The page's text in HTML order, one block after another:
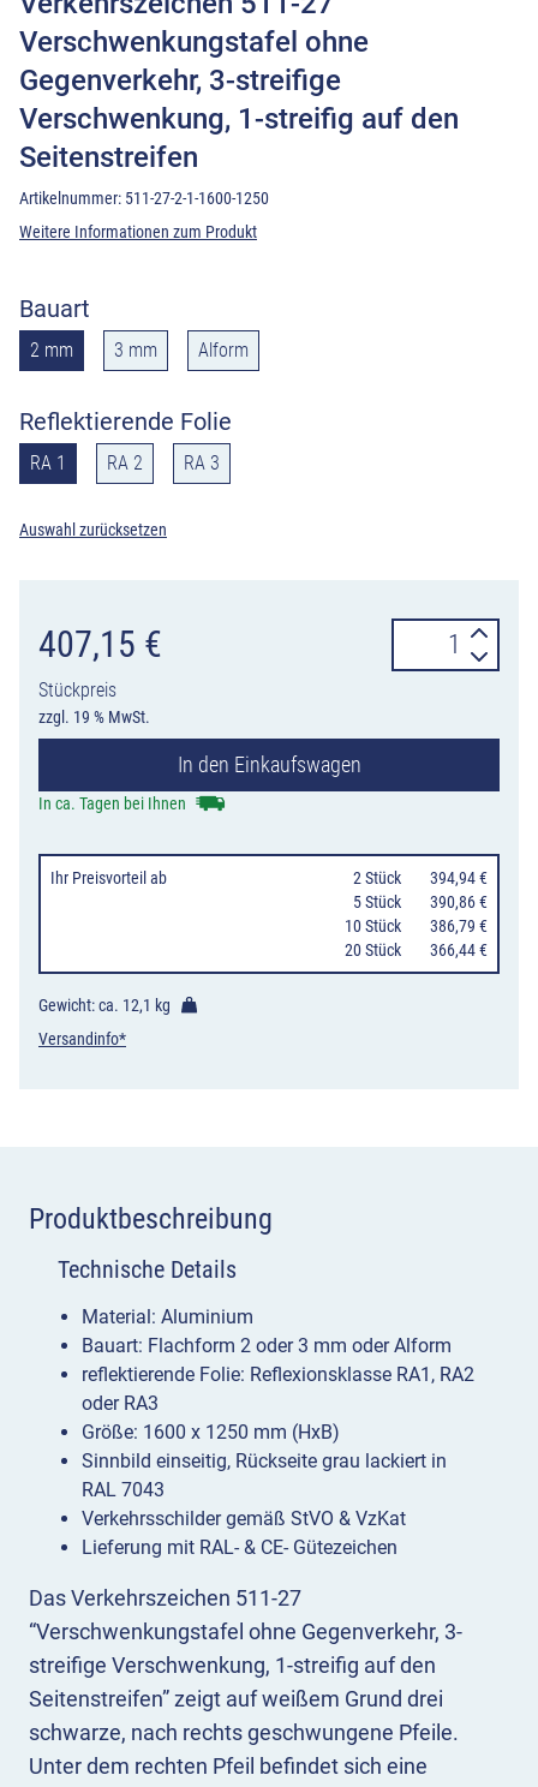
Verschwenkungstafel ohne
Gegenverkehr, 3-streifige
Verschwenkung, 1-streifig auf den
Seitenstreifen
Artikelnummer: 511-27-2-1-1600-1250
Weitere Informationen zum Produkt
Bauart
2 mm 3 mm Alform
Reflektierende Folie
RA 1 RA 2 RA 3
Auswahl zurücksetzen
407,15 €
Stückpreis
zzgl. 19 % MwSt.
511-
streifige
1-
streifig
In den Einkaufswagen
In ca. Tagen bei Ihnen
Ihr Preisvorteil ab 2 Stück
394,94 €
5 Stück
390,86 €
10 Stück
386,79 €
20 Stück
366,44 €
Gewicht: ca. 12,1 kg
Versandinfo*
Produktbeschreibung
Das Verkehrszeichen 511-27
“Verschwenkungstafel ohne Gegenverkehr, 3-
streifige Verschwenkung, 1-streifig auf den
Seitenstreifen” zeigt auf weißem Grund drei
schwarze, nach rechts geschwungene Pfeile.
Unter dem rechten Pfeil befindet sich eine
Technische Details
Material: Aluminium
Bauart: Flachform 2 oder 3 mm oder Alform
reflektierende Folie: Reflexionsklasse RA1, RA2
oder RA3
Größe: 1600 x 1250 mm (HxB)
Sinnbild einseitig, Rückseite grau lackiert in
RAL 7043
Verkehrsschilder gemäß StVO & VzKat
Lieferung mit RAL- & CE- Gütezeichen